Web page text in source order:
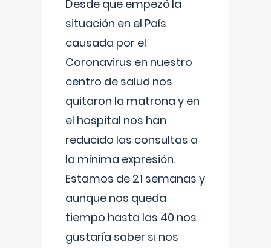
Desde que empezó la
situación en el País
causada por el
Coronavirus en nuestro
centro de salud nos
quitaron la matrona y en
el hospital nos han
reducido las consultas a
la mínima expresión.
Estamos de 21 semanas y
aunque nos queda
tiempo hasta las 40 nos
gustaría saber si nos